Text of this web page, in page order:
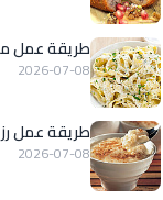
طريقة عمل
2026-07-08
طريقة عمل رز
2026-07-08